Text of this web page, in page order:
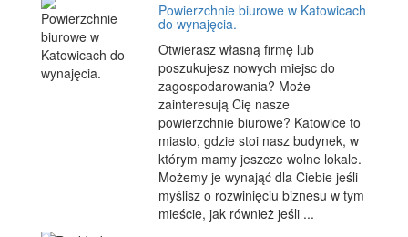
Powierzchnie biurowe w Katowicach
do wynajęcia.
Otwierasz własną firmę lub
poszukujesz nowych miejsc do
zagospodarowania? Może
zainteresują Cię nasze
powierzchnie biurowe? Katowice to
miasto, gdzie stoi nasz budynek, w
którym mamy jeszcze wolne lokale.
Możemy je wynająć dla Ciebie jeśli
myślisz o rozwinięciu biznesu w tym
mieście, jak również jeśli ...